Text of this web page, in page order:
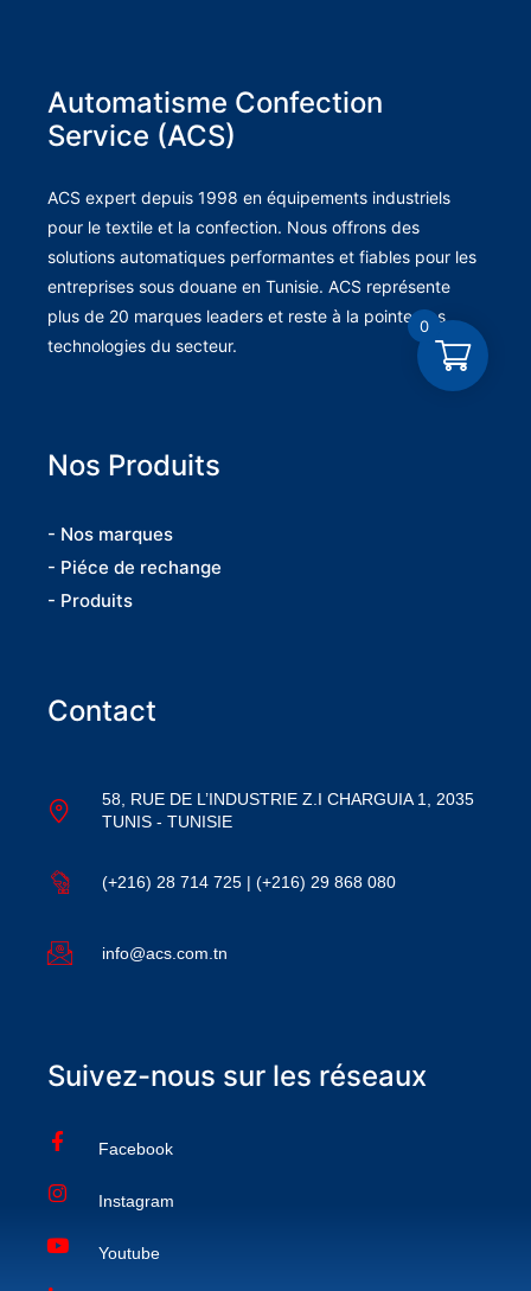
Automatisme Confection
Service (ACS)
ACS expert depuis 1998 en équipements industriels
pour le textile et la confection. Nous offrons des
solutions automatiques performantes et fiables pour les
entreprises sous douane en Tunisie. ACS représente
plus de 20 marques leaders et reste à la pointe des
technologies du secteur.
Nos Produits
- Nos marques
- Piéce de rechange
- Produits
Contact
58, RUE DE L’INDUSTRIE Z.I CHARGUIA 1, 2035
TUNIS - TUNISIE
(+216) 28 714 725 | (+216) 29 868 080
info@acs.com.tn
Suivez-nous sur les réseaux
Facebook
Instagram
Youtube
0